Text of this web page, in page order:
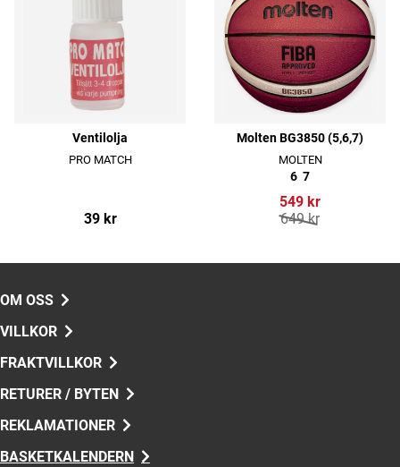
Ventilolja
PRO MATCH
39 kr
Molten BG3850 (5,6,7)
MOLTEN
6 7
549 kr
649 kr
OM OSS
VILLKOR
FRAKTVILLKOR
RETURER / BYTEN
REKLAMATIONER
BASKETKALENDERN